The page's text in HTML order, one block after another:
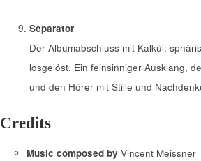
Separator
Der Albumabschluss mit Kalkül:
losgelöst. Ein feinsinniger Ausklang,
und den Hörer mit Stille und
Credits
Music composed by Vincent Meissner